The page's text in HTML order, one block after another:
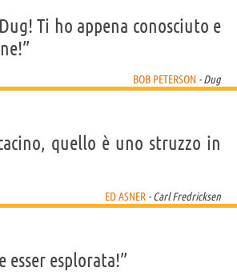
Ti ho appena conosciuto e
BOB PETERSON - Dug
quello è uno struzzo in
ED ASNER - Carl Fredricksen
esser esplorata!”